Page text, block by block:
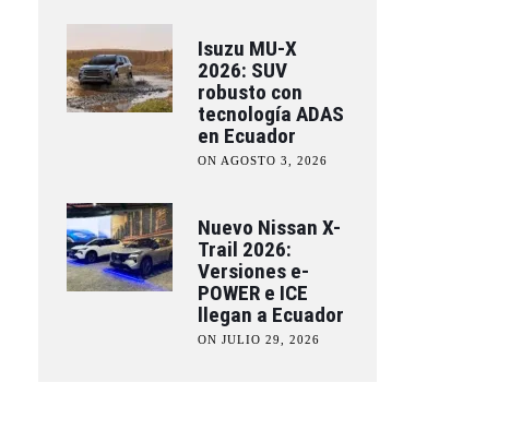
Isuzu MU-X
2026: SUV
robusto con
tecnología ADAS
en Ecuador
ON AGOSTO 3, 2026
Nuevo Nissan X-
Trail 2026:
Versiones e-
POWER e ICE
llegan a Ecuador
ON JULIO 29, 2026